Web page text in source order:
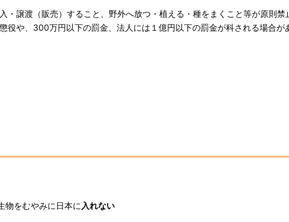
・譲渡（販売）すること、野外へ放つ・植える・種をまくこと等が原則
役や、300万円以下の罰金、法人には１億円以下の罰金が科される場合が
物をむやみに日本に 入れない